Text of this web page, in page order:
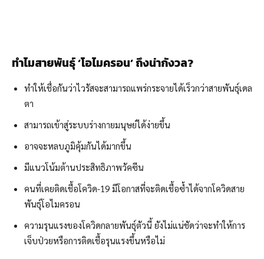
ทำไมสายพันธุ์‘โอไมครอน’ถึงน่ากังวล?
ทำให้เชื่อกันว่าไวรัสจะสามารถแพร่กระจายได้เร็วกว่าสายพันธุ์เดล
ตา
สามารถเข้าสู่ระบบร่างกายมนุษย์ได้ง่ายขึ้น
อาจจะหลบภูมิคุ้มกันได้มากขึ้น
มีแนวโน้มต้านประสิทธิภาพวัคซีน
คนที่เคยติดเชื้อโควิด-19 มีโอกาสที่จะติดเชื้อซ้ำได้จากโควิดสาย
พันธุ์โอไมครอน
ความรุนแรงของโควิดกลายพันธุ์ตัวนี้ ยังไม่แน่ชัดว่าจะทำให้การ
เจ็บป่วยหรือการติดเชื้อรุนแรงขึ้นหรือไม่